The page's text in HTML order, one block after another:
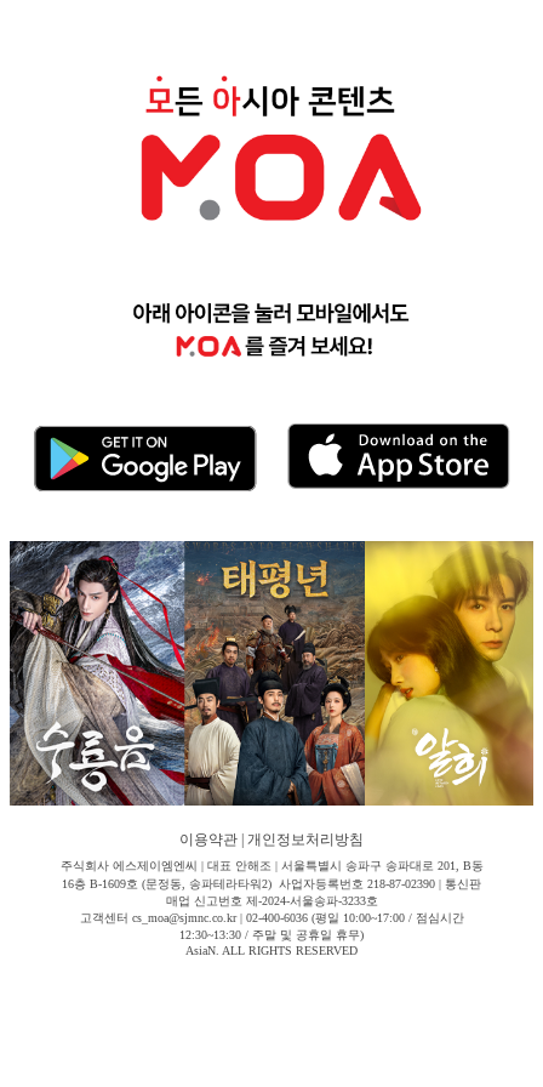
이용약관 개인정보처리방침
주식회사 에스제이엠엔씨 | 대표 안해조 | 서울특별시 송파구 송파대로 201, B동
16층 B-1609호 (문정동, 송파테라타워2) 사업자등록번호 218-87-02390 | 통신판
매업 신고번호 제-2024-서울송파-3233호
고객센터 cs_moa@sjmnc.co.kr | 02-400-6036 (평일 10:00~17:00 / 점심시간
12:30~13:30 / 주말 및 공휴일 휴무)
AsiaN. ALL RIGHTS RESERVED